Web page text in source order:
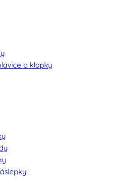
a klapky